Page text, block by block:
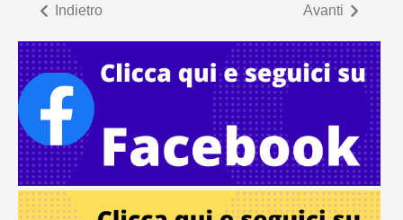
Indietro Avanti